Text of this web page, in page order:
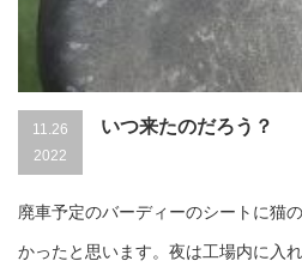
11.26
2022
いつ来たのだろう？
廃車予定のバーディーのシートに猫
かったと思います。夜は工場内に入